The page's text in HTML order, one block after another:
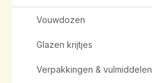
Vouwdozen
Glazen krijtjes
Verpakkingen & vulmiddelen